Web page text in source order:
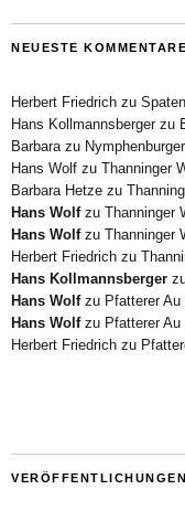
NEUESTE KOMMENTARE
Herbert Friedrich zu
Hans Kollmannsbergerzu
Barbara zu
Hans Wolf zu Thanninger
Barbara Hetze zu
Hans Wolfzu Thanninger
Hans Wolfzu Thanninger
Herbert Friedrich zu
Hans Kollmannsberger
Hans Wolfzu Pfatterer
Hans Wolfzu Pfatterer
Herbert Friedrich zu
VERÖFFENTLICHUNGEN